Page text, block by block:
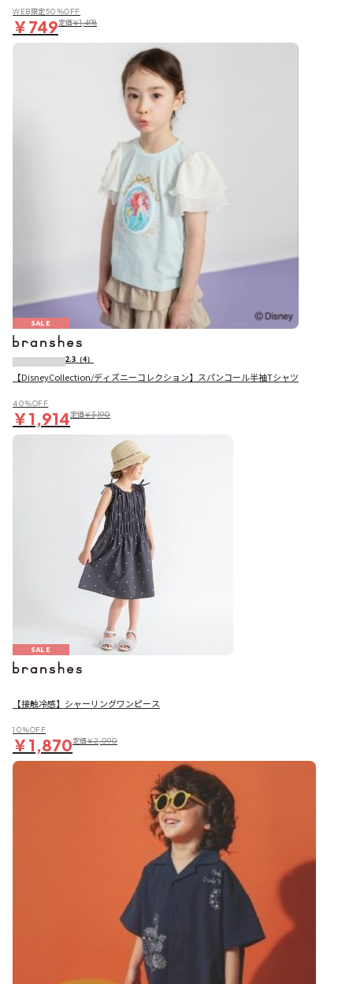
WEB限定50％OFF
￥749定価￥1,498
SALE
2.3 （4）
【DisneyCollection/ディズニーコレクション】スパンコール半袖Tシャツ
40％OFF
￥1,914定価￥3,190
SALE
【接触冷感】シャーリングワンピース
10％OFF
￥1,870定価￥2,090